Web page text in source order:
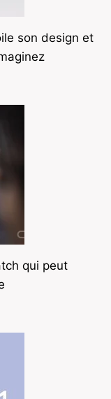
son design et
qui peut